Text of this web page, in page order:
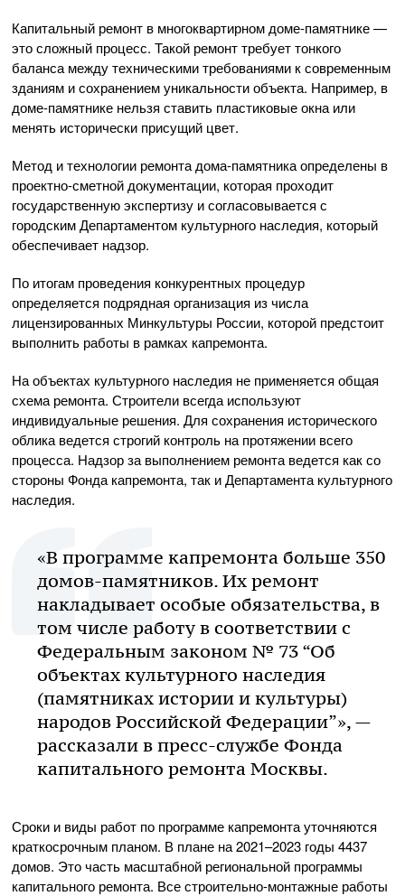
Капитальный ремонт в многоквартирном доме-памятнике —
это сложный процесс. Такой ремонт требует тонкого
баланса между техническими требованиями к современным
зданиям и сохранением уникальности объекта. Например, в
доме-памятнике нельзя ставить пластиковые окна или
менять исторически присущий цвет.
Метод и технологии ремонта дома-памятника определены в
проектно-сметной документации, которая проходит
государственную экспертизу и согласовывается с
городским Департаментом культурного наследия, который
обеспечивает надзор.
По итогам проведения конкурентных процедур
определяется подрядная организация из числа
лицензированных Минкультуры России, которой предстоит
выполнить работы в рамках капремонта.
На объектах культурного наследия не применяется общая
схема ремонта. Строители всегда используют
индивидуальные решения. Для сохранения исторического
облика ведется строгий контроль на протяжении всего
процесса. Надзор за выполнением ремонта ведется как со
стороны Фонда капремонта, так и Департамента культурного
наследия.
«В программе капремонта больше 350
домов-памятников. Их ремонт
накладывает особые обязательства, в
том числе работу в соответствии с
Федеральным законом № 73 “Об
объектах культурного наследия
(памятниках истории и культуры)
народов Российской Федерации”», —
рассказали в пресс-службе Фонда
капитального ремонта Москвы.
Сроки и виды работ по программе капремонта уточняются
краткосрочным планом. В плане на 2021–2023 годы 4437
домов. Это часть масштабной региональной программы
капитального ремонта. Все строительно-монтажные работы